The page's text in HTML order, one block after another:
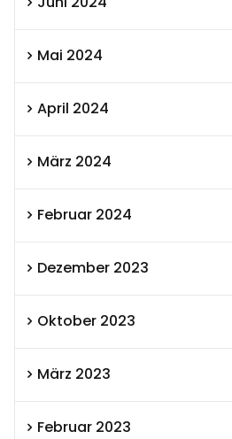
Mai 2024
April 2024
März 2024
Februar 2024
Dezember 2023
Oktober 2023
März 2023
Februar 2023